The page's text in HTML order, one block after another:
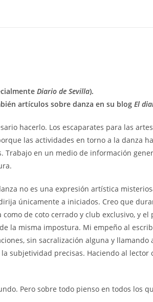
Diario de Sevilla).
artículos sobre danza en su blog El
hacerlo. Los escaparates para las
las actividades en torno a la danza
Trabajo en un medio de información
no es una expresión artística
únicamente a iniciados. Creo que
de coto cerrado y club exclusivo, y
la misma impostura. Mi empeño al
sin sacralización alguna y llamando
subjetividad precisas. Haciendo al
Pero sobre todo pienso en todos los